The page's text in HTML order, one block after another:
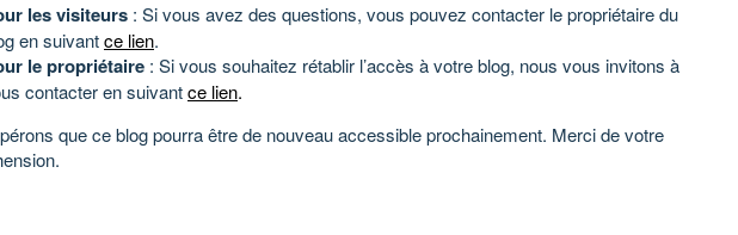
les visiteurs : Si vous avez des questions, vous pouvez contacter le propriétaire du
en suivantce lien.
le propriétaire : Si vous souhaitez rétablir l’accès à votre blog, nous vous invitons à
contacter en suivantce lien.
que ce blog pourra être de nouveau accessible prochainement. Merci de votre